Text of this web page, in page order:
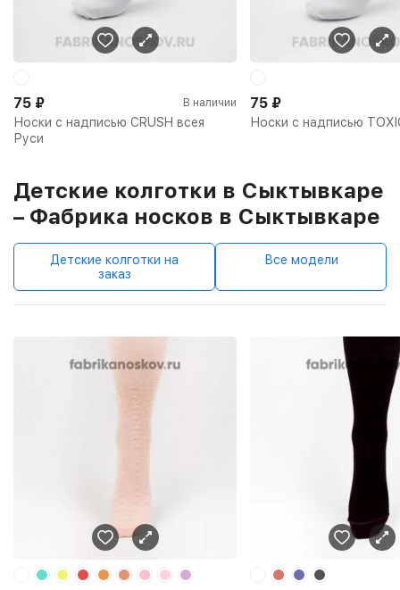
Носки с надписью CRUSH всея
Руси
75 ₽ В наличии
Носки с надписью
75 ₽
Детские колготки в Сыктывкаре
– Фабрика носков в Сыктывкаре
Детские колготки на
заказ
Все модели